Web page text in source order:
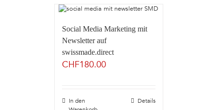
Social Media Marketing mit
Newsletter auf
swissmade.direct
CHF180.00
In den
Details